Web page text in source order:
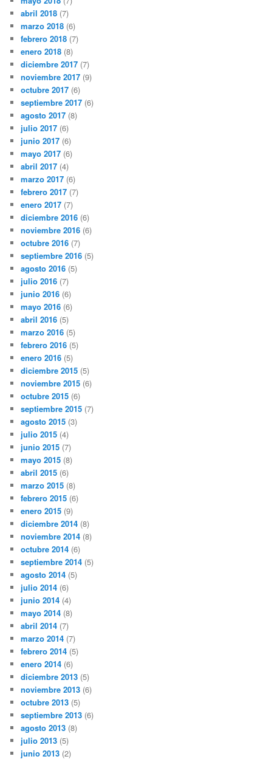
abril 2018 (7)
marzo 2018 (6)
febrero 2018 (7)
enero 2018 (8)
diciembre 2017 (7)
noviembre 2017 (9)
octubre 2017 (6)
septiembre 2017 (6)
agosto 2017 (8)
julio 2017 (6)
junio 2017 (6)
mayo 2017 (6)
abril 2017 (4)
marzo 2017 (6)
febrero 2017 (7)
enero 2017 (7)
diciembre 2016 (6)
noviembre 2016 (6)
octubre 2016 (7)
septiembre 2016 (5)
agosto 2016 (5)
julio 2016 (7)
junio 2016 (6)
mayo 2016 (6)
abril 2016 (5)
marzo 2016 (5)
febrero 2016 (5)
enero 2016 (5)
diciembre 2015 (5)
noviembre 2015 (6)
octubre 2015 (6)
septiembre 2015 (7)
agosto 2015 (3)
julio 2015 (4)
junio 2015 (7)
mayo 2015 (8)
abril 2015 (6)
marzo 2015 (8)
febrero 2015 (6)
enero 2015 (9)
diciembre 2014 (8)
noviembre 2014 (8)
octubre 2014 (6)
septiembre 2014 (5)
agosto 2014 (5)
julio 2014 (6)
junio 2014 (4)
mayo 2014 (8)
abril 2014 (7)
marzo 2014 (7)
febrero 2014 (5)
enero 2014 (6)
diciembre 2013 (5)
noviembre 2013 (6)
octubre 2013 (5)
septiembre 2013 (6)
agosto 2013 (8)
julio 2013 (5)
junio 2013 (2)